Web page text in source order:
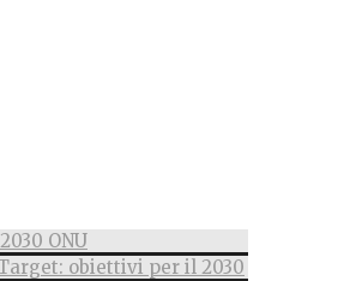
ONU
obiettivi per il 2030